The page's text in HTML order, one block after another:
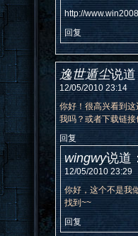
http://
回复
逸世遁尘说道
12/05/2010 23:14
你好！很高兴看到
我吗？或者下载链接
回复
wingwy说道：
12/05/2010 23:29
你好，这个不是我
找到~~
回复